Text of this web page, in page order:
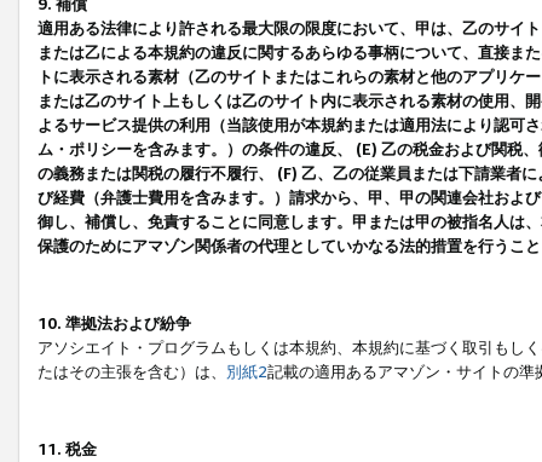
9. 補償
適用ある法律により許される最大限の限度において、甲は、乙のサイ
または乙による本規約の違反に関するあらゆる事柄について、直接ま
トに表示される素材（乙のサイトまたはこれらの素材と他のアプリ
または乙のサイト上もしくは乙のサイト内に表示される素材の使用、
よるサービス提供の利用（当該使用が本規約または適用法により認可
ム・ポリシーを含みます。）の条件の違反、 (E) 乙の税金および関税
の義務または関税の履行不履行、 (F) 乙、乙の従業員または下請業者
び経費（弁護士費用を含みます。）請求から、甲、甲の関連会社およ
御し、補償し、免責することに同意します。甲または甲の被指名人は
保護のためにアマゾン関係者の代理としていかなる法的措置を行うこ
10. 準拠法および紛争
アソシエイト・プログラムもしくは本規約、本規約に基づく取引もし
たはその主張を含む）は、 別紙2記載の適用あるアマゾン・サイトの
11. 税金